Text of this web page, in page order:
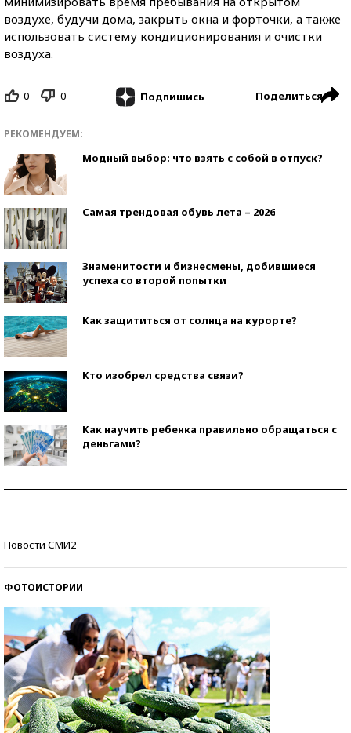
воздухе, будучи дома, закрыть окна и форточки, а также
использовать систему кондиционирования и очистки
воздуха.
0 0 Подпишись Поделиться
РЕКОМЕНДУЕМ:
Модный выбор: что взять с собой в отпуск?
Самая трендовая обувь лета – 2026
Знаменитости и бизнесмены, добившиеся
успеха со второй попытки
Как защититься от солнца на курорте?
Кто изобрел средства связи?
Как научить ребенка правильно обращаться с
деньгами?
Новости СМИ2
ФОТОИСТОРИИ